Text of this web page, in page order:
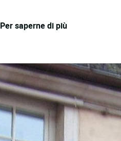
Per saperne di più